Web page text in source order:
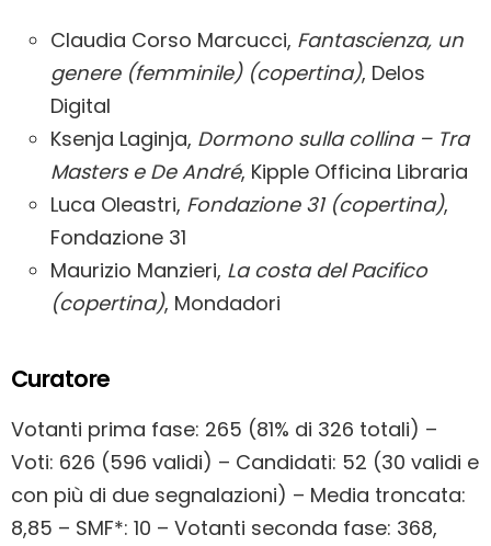
Claudia Corso Marcucci, Fantascienza, un
genere (femminile) (copertina), Delos
Digital
Ksenja Laginja, Dormono sulla collina – Tra
Masters e De André, Kipple Officina Libraria
Luca Oleastri, Fondazione 31 (copertina),
Fondazione 31
Maurizio Manzieri, La costa del Pacifico
(copertina), Mondadori
Curatore
Votanti prima fase: 265 (81% di 326 totali) –
Voti: 626 (596 validi) – Candidati: 52 (30 validi e
con più di due segnalazioni) – Media troncata:
8,85 – SMF*: 10 – Votanti seconda fase: 368,